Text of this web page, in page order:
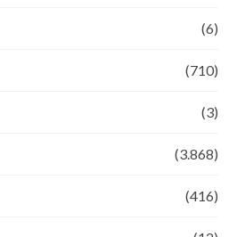
(6)
(710)
(3)
(3.868)
(416)